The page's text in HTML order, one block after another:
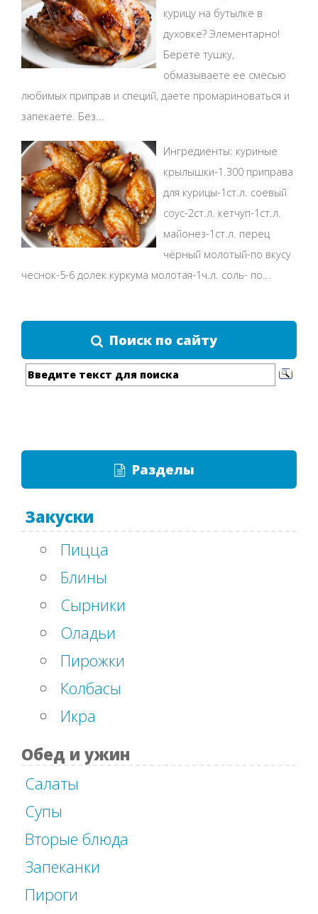
курицу на бутылке в
духовке? Элементарно!
Берете тушку,
обмазываете ее смесью
любимых приправ и специй, даете промариноваться и
запекаете. Без...
Ингредиенты: куриные
крылышки-1.300 приправа
для курицы-1ст.л. соевый
соус-2ст.л. кетчуп-1ст.л.
майонез-1ст.л. перец
чёрный молотый-по вкусу
чеснок-5-6 долек куркума молотая-1ч.л. соль- по...
Поиск по сайту
Разделы
Закуски
Пицца
Блины
Сырники
Оладьи
Пирожки
Колбасы
Икра
Обед и ужин
Салаты
Супы
Вторые блюда
Запеканки
Пироги